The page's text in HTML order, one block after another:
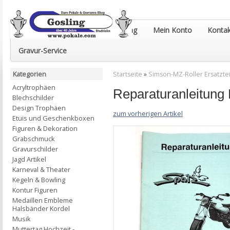
Euro-Pokale & Gravur-Shop Gosling Mein Konto
Gravur-Service
Startseite » Simson-MZ-Roller
Reparaturanleitung
zum vorherigen Artikel
Kategorien
Acryltrophäen
Blechschilder
Design Trophäen
Etuis und Geschenkboxen
Figuren & Dekoration
Grabschmuck
Gravurschilder
Jagd Artikel
Karneval & Theater
Kegeln & Bowling
Kontur Figuren
Medaillen Embleme
Halsbänder Kordel
Musik